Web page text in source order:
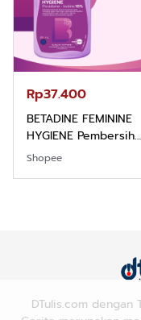
Rp37.400
BETADINE FEMININE
HYGIENE Pembersih
Kewanitaan 60ml
Shopee
DTulis.com dengan